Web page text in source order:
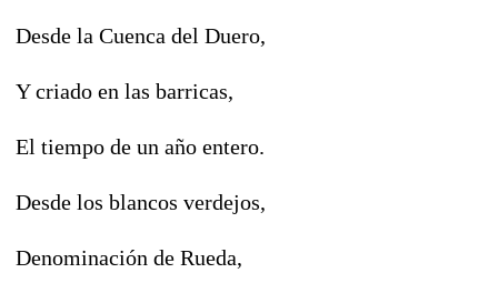
Desde la Cuenca del Duero,
Y criado en las barricas,
El tiempo de un año entero.
Desde los blancos verdejos,
Denominación de Rueda,